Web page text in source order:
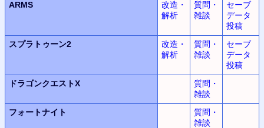
ARMS
改造・
解析
質問・
雑談
セーブ
データ
投稿
スプラトゥーン2
改造・
解析
質問・
雑談
セーブ
データ
投稿
ドラゴンクエストX
質問・
雑談
フォートナイト
質問・
雑談